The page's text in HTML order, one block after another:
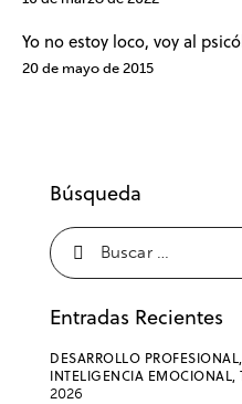
Yo no estoy loco, voy al
20 de mayo de 2015
Búsqueda
Entradas Recientes
DESARROLLO PROFESIONAL,
INTELIGENCIA EMOCIONAL,
2026